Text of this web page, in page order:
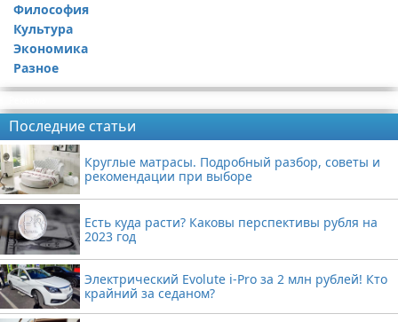
Философия
Культура
Экономика
Разное
Последние статьи
Круглые матрасы. Подробный разбор, советы и
рекомендации при выборе
Есть куда расти? Каковы перспективы рубля на
2023 год
Электрический Evolute i-Pro за 2 млн рублей! Кто
крайний за седаном?